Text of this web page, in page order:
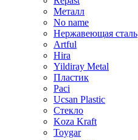
Металл
No name
Нержавеющая сталь
Artful
Hira
Yildiray Metal
Пластик
Paci
Ucsan Plastic
Стекло
Koza Kraft
Toygar